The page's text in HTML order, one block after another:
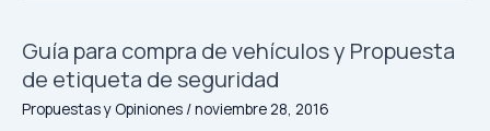
Guía para compra de vehículos y Propuesta
de etiqueta de seguridad
Propuestas y Opiniones /noviembre 28, 2016
Guía
para
de